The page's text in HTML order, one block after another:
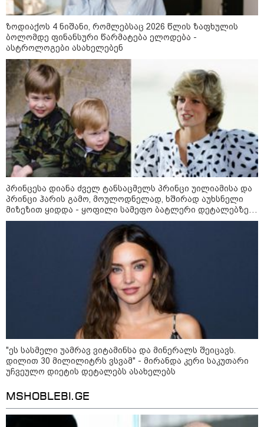
14:08 / 05-08-2026
ლაიფციგის აეროპორტში
უკრაინულ თვითმფრინავთან
ახლოს ასაფეთქებელი
მოწყობილობით აღჭურვილი
დრონი აღმოაჩინეს - რას წერს
მედია
13:22 / 05-08-2026
საფრანგეთის სოფელში ტყის
ხანძრის შემდეგ მეორე
მსოფლიო ომის დროინდელი
ასობით ჭურვი აღმოაჩინეს -
"რიგრიგობით
ფეთქდებოდნენ..."
კატეგორიის ყველა სიახლე
ირანის პარლამენტის
თავმჯდომარე აშშ-ზე -
თეატრალური დიპლომატია
გამუდმებით მეორდება -
შეასრულეთ ვალდებულებები,
მეტი თეატრი არ გვჭირდება
მიხაილ ფედოროვი აცხადებს, რომ
რუსეთის ტერიტორიაზე
აწარმოებს
ზოდიაქოს 4 ნიშანი, რომლებსაც 2026 წლის ზაფხულის
ბოლომდე ფინანსური წარმატება ელოდება -
ასტროლოგები ასახელებენ
პრინცესა დიანა ძველ ტანსაცმელს პრინცი უილიამისა და
პრინცი ჰარის გამო, მოულოდნელად, ხშირად აუხსნელი
მიზეზით ყიდდა - ყოფილი სამეფო ბატლერი დეტალებზე
საკუთარ წიგნში საუბრობს
"ეს სასმელი უამრავ ვიტამინსა და მინერალს შეიცავს.
დილით 30 მილილიტრს ვსვამ" - მირანდა კერი საკუთარი
უჩვეულო დიეტის დეტალებს ასახელებს
MSHOBLEBI.GE